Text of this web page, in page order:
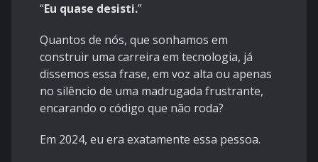
“Eu quase desisti.”
Quantos de nós, que sonhamos em
construir uma carreira em tecnologia, já
dissemos essa frase, em voz alta ou apenas
no silêncio de uma madrugada frustrante,
encarando o código que não roda?
Em 2024, eu era exatamente essa pessoa.